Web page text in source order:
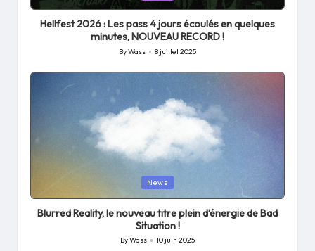
in
Hellfest 2026 : Les pass 4 jours écoulés en quelques
minutes, NOUVEAU RECORD !
Posted
ByWass 8 juillet 2025
in
News
Blurred Reality, le nouveau titre plein d’énergie de Bad
Situation !
Posted
ByWass 10 juin 2025